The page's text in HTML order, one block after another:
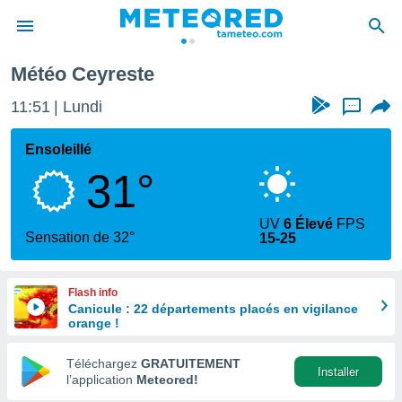
de
Météo Ceyreste
11:51 Lundi ...
Ensoleillé
31°
Sensation de 32°
UV6 Élevé FPS
15-25
Flash info
Canicule : 22 départements placés en vigilance
orange !
Téléchargez GRATUITEMENT
l’application Meteored!
Installer